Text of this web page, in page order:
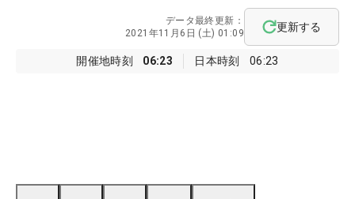
開催地時刻 06:23 日本時刻 06:23
データ最終更新：
2021年11月6日 (土) 01:09
更新する